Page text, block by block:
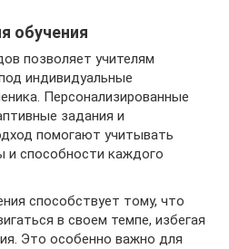
обучения
позволяет учителям
индивидуальные
Персонализированные
задания и
помогают учитывать
и способности каждого
способствует тому, что
в своем темпе, избегая
Это особенно важно для